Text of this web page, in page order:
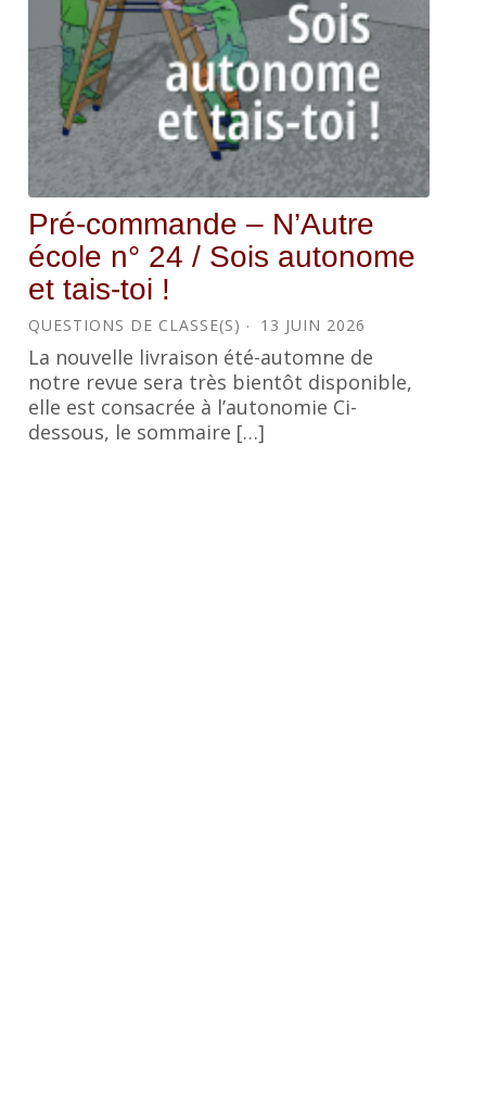
Pré-commande – N’Autre
école n° 24 / Sois autonome
et tais-toi !
QUESTIONS DE CLASSE(S) 13 JUIN 2026
La nouvelle livraison été-automne de
notre revue sera très bientôt disponible,
elle est consacrée à l’autonomie Ci-
dessous, le sommaire […]